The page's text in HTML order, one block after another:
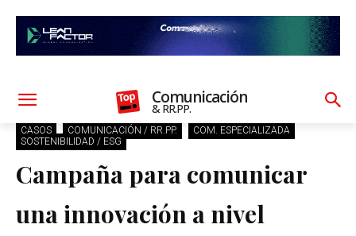
Comunicación
& RR.PP.
CASOS COMUNICACIÓN / RR.PP.
COM. ESPECIALIZADA
SOSTENIBILIDAD / ESG
Campaña para comunicar
una innovación a nivel